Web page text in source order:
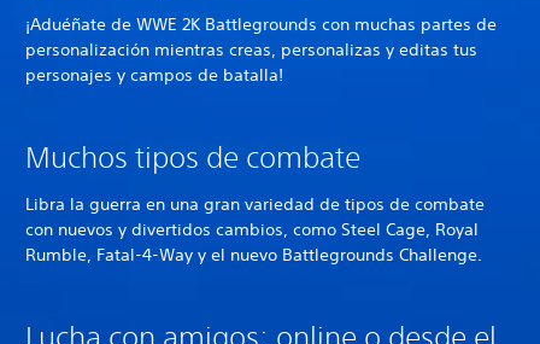
¡Aduéñate de WWE 2K Battlegrounds con muchas partes de
personalización mientras creas, personalizas y editas tus
personajes y campos de batalla!
Muchos tipos de combate
Libra la guerra en una gran variedad de tipos de combate
con nuevos y divertidos cambios, como Steel Cage, Royal
Rumble, Fatal-4-Way y el nuevo Battlegrounds Challenge.
Lucha con amigos: online o desde el